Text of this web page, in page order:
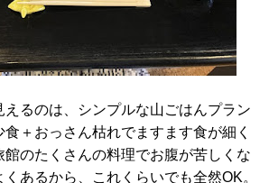
えるのは、シンプルな山ごはんプラン
＋おっさん枯れでますます食が細く
館のたくさんの料理でお腹が苦しくな
あるから、これくらいでも全然OK。